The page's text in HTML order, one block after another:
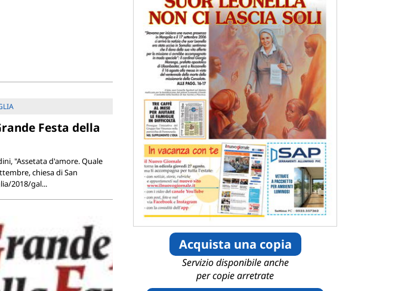
Festa della
"Assetata d'amore. Quale
chiesa di San
2018/gal...
Acquista una copia
Servizio disponibile anche
per copie arretrate